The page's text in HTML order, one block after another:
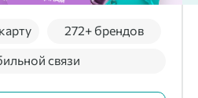
связи
272+ брендов